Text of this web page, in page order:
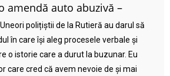
amendă auto abuzivă –
Uneori polițiștii de la Rutieră au darul să
în care își aleg procesele verbale și
o istorie care a durut la buzunar. Eu
care cred că avem nevoie de și mai